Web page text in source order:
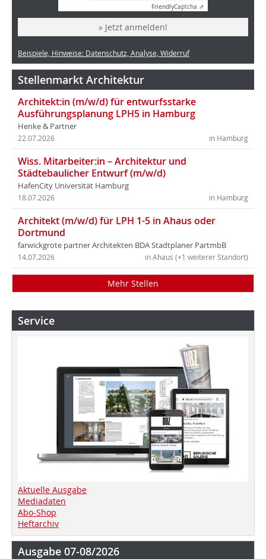
FriendlyCaptcha ⇗
» Jetzt anmelden!
Beispiele, Hinweise: Datenschutz, Analyse, Widerruf
Stellenmarkt Architektur
Architekt:in (m/w/d) für entwurfsstarke
Ausführungsplanung LPH5 in Hamburg
Henke & Partner
in Hamburg
22.07.2026
Wiss. Mitarbeiter:in – Architektur und
Städtebaulicher Entwurf (m/w/d)
HafenCity Universität Hamburg
in Hamburg
18.07.2026
Architekt (m/w/d) für LPH 1-5 in Ahaus oder
Dortmund
farwickgrote partner Architekten BDA Stadtplaner PartmbB
in Ahaus (+1 weiterer Standort)
14.07.2026
Mehr Stellen
Service
Aktuelle Ausgabe
Mediadaten
Abo-Shop
Heftarchiv
Ausgabe 07-08/2026